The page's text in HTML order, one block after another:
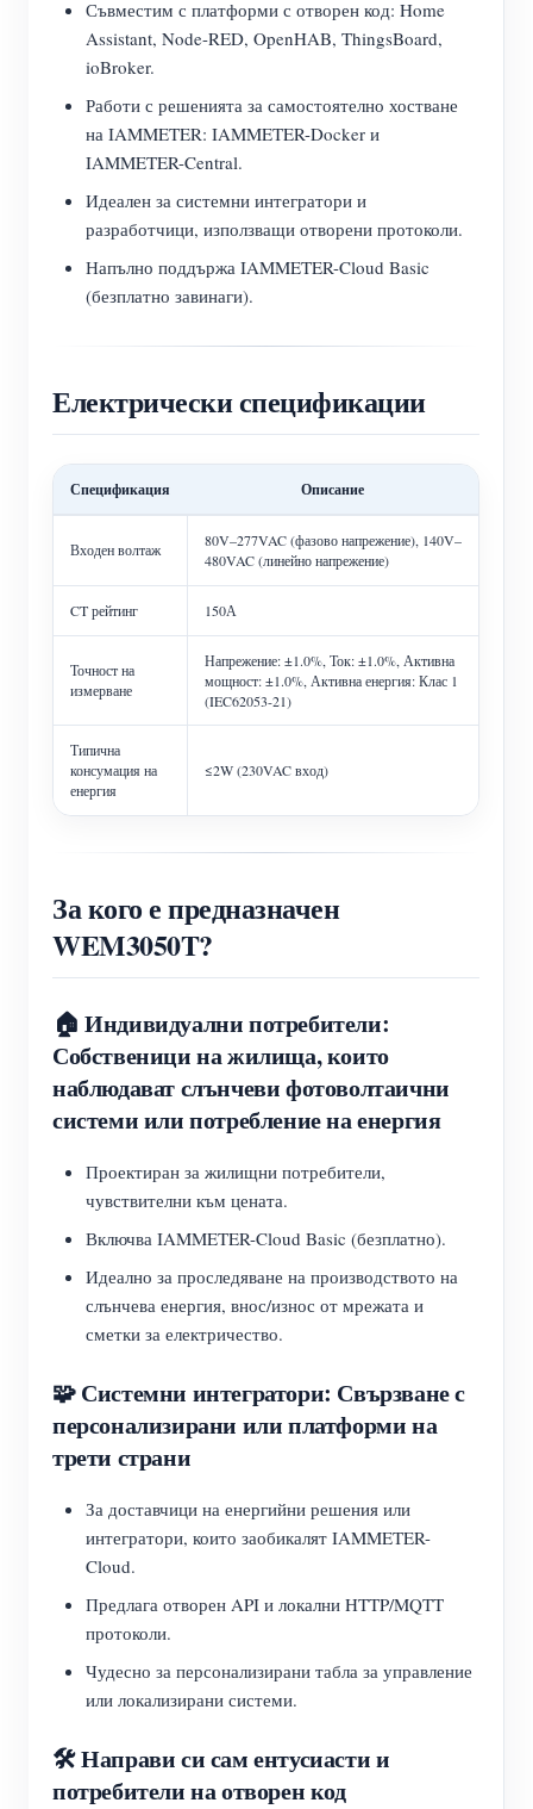
Съвместим с платформи с отворен код: Home
Assistant, Node-RED, OpenHAB, ThingsBoard,
ioBroker.
Работи с решенията за самостоятелно хостване
на IAMMETER: IAMMETER-Docker и
IAMMETER-Central.
Идеален за системни интегратори и
разработчици, използващи отворени протоколи.
Напълно поддържа IAMMETER-Cloud Basic
(безплатно завинаги).
Електрически спецификации
Спецификация Описание
Входен волтаж
80V–277VAC (фазово напрежение), 140V–
480VAC (линейно напрежение)
CT рейтинг 150А
Точност на
измерване
Напрежение: ±1.0%, Ток: ±1.0%, Активна
мощност: ±1.0%, Активна енергия: Клас 1
(IEC62053-21)
Типична
консумация на
енергия
≤2W (230VAC вход)
За кого е предназначен
WEM3050T?
🏠 Индивидуални потребители:
Собственици на жилища, които
наблюдават слънчеви фотоволтаични
системи или потребление на енергия
Проектиран за жилищни потребители,
чувствителни към цената.
Включва IAMMETER-Cloud Basic (безплатно).
Идеално за проследяване на производството на
слънчева енергия, внос/износ от мрежата и
сметки за електричество.
🧩 Системни интегратори: Свързване с
персонализирани или платформи на
трети страни
За доставчици на енергийни решения или
интегратори, които заобикалят IAMMETER-
Cloud.
Предлага отворен API и локални HTTP/MQTT
протоколи.
Чудесно за персонализирани табла за управление
или локализирани системи.
🛠️ Направи си сам ентусиасти и
потребители на отворен код